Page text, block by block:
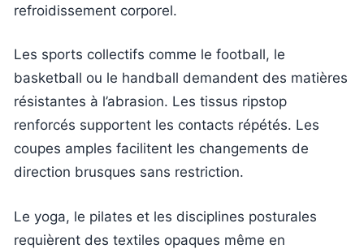
refroidissement corporel.
Les sports collectifs comme le football, le
basketball ou le handball demandent des matières
résistantes à l’abrasion. Les tissus ripstop
renforcés supportent les contacts répétés. Les
coupes amples facilitent les changements de
direction brusques sans restriction.
Le yoga, le pilates et les disciplines posturales
requièrent des textiles opaques même en